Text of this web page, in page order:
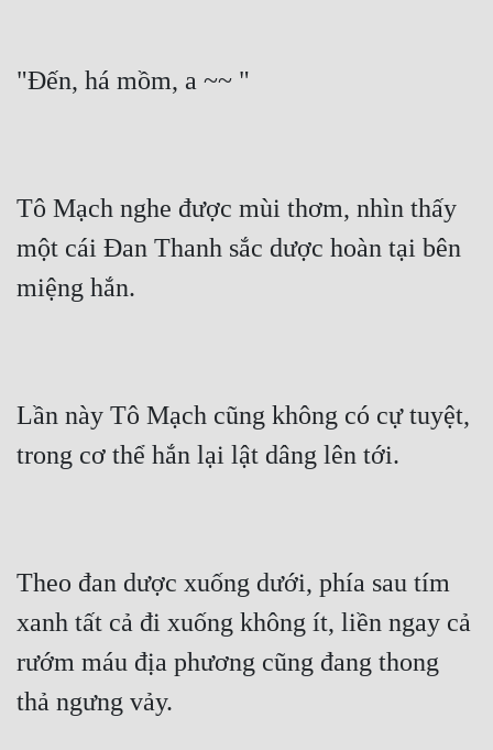
"Đến, há mồm, a ~~ "
Tô Mạch nghe được mùi thơm, nhìn thấy
một cái Đan Thanh sắc dược hoàn tại bên
miệng hắn.
Lần này Tô Mạch cũng không có cự tuyệt,
trong cơ thể hắn lại lật dâng lên tới.
Theo đan dược xuống dưới, phía sau tím
xanh tất cả đi xuống không ít, liền ngay cả
rướm máu địa phương cũng đang thong
thả ngưng vảy.